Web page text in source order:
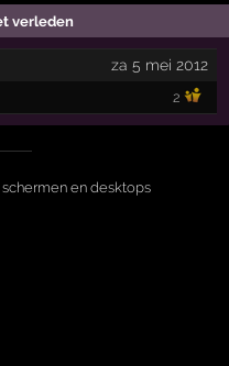
verleden
za 5 mei 2012
2
en desktops